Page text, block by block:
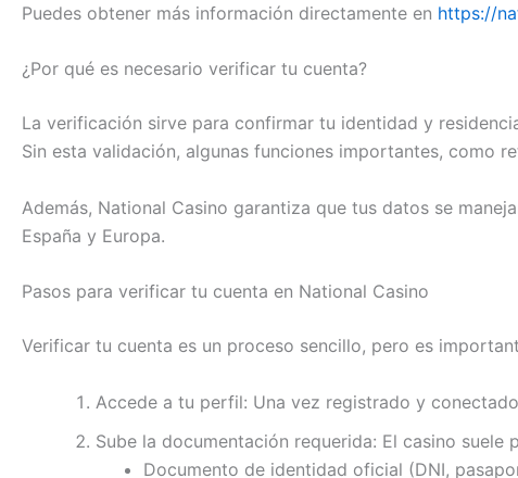
Puedes obtener más información directamente en https://
¿Por qué es necesario verificar tu cuenta?
La verificación sirve para confirmar tu identidad y
Sin esta validación, algunas funciones importantes, como
Además, National Casino garantiza que tus datos se
España y Europa.
Pasos para verificar tu cuenta en National Casino
Verificar tu cuenta es un proceso sencillo, pero es
Accede a tu perfil: Una vez registrado y
Sube la documentación requerida: El casino suele
Documento de identidad oficial (DNI,